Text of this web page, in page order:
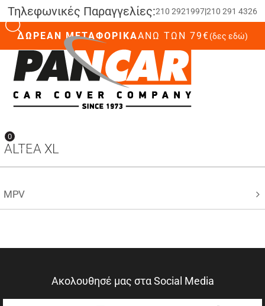
Τηλεφωνικές Παραγγελίες:210 2921997|210 291 4326
ΔΩΡΕΑΝ ΜΕΤΑΦΟΡΙΚΑΆΝΩ ΤΩΝ 79€(δες εδώ)
0
ALTEA XL
MPV
Ακολουθησέ μας στα Social Media